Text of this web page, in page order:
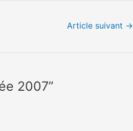
Article suivant →
2007”